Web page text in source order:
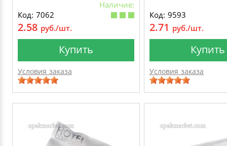
Наличие:
Код: 7062
2.58 руб./шт.
Купить
Условия заказа
Код: 9593
2.71 руб./шт.
Купить
Условия заказа